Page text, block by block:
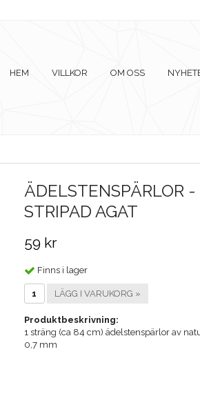
HEM VILLKOR OM OSS
ÄDELSTENSPÄRLOR -
STRIPAD AGAT
59 kr
Finns i lager
LÄGG I VARUKORG »
Produktbeskrivning:
1 sträng (ca 84 cm) ädelstenspärlor av
0,7 mm